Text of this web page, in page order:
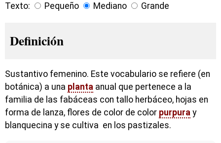
Texto: Pequeño Mediano Grande
Definición
Sustantivo femenino. Este vocabulario se refiere (en
botánica) a una planta anual que pertenece a la
familia de las fabáceas con tallo herbáceo, hojas en
forma de lanza, flores de color de color purpura y
blanquecina y se cultiva en los pastizales.